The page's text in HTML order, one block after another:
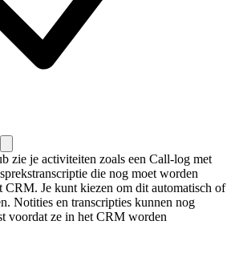
zie je activiteiten zoals een Call-log met
die nog moet worden
CRM. Je kunt kiezen om dit automatisch of
Notities en transcripties kunnen nog
voordat ze in het CRM worden